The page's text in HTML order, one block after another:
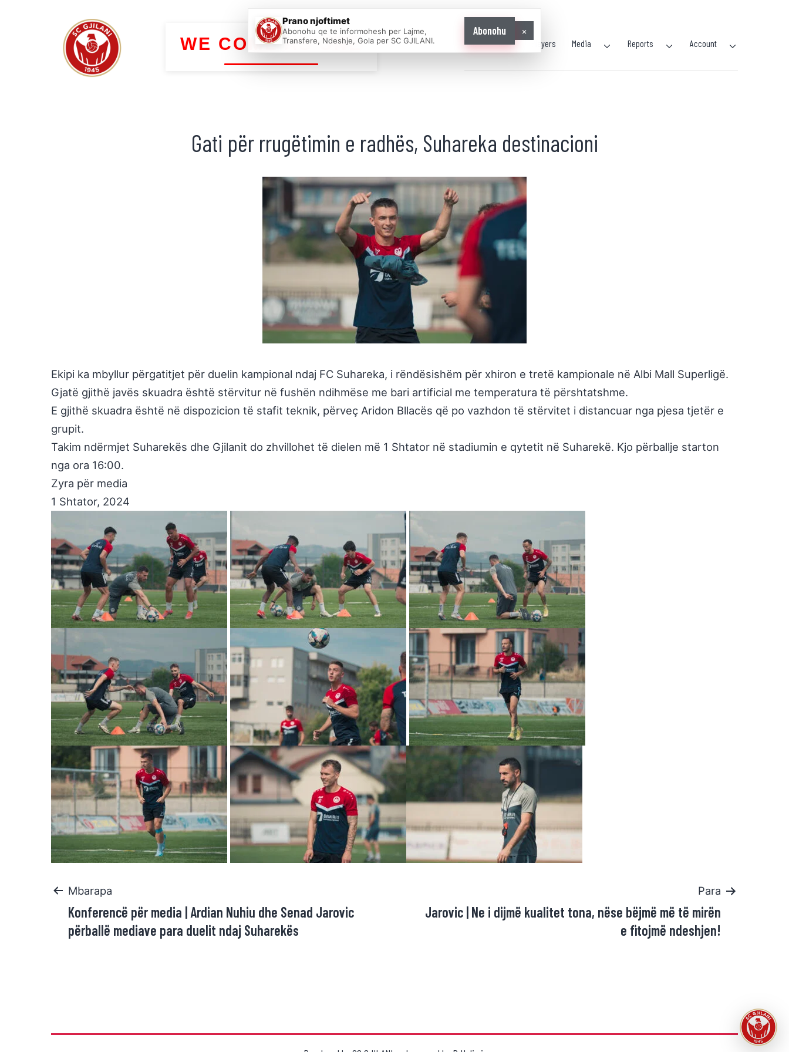
WE COME AS ONE Home News Players Media Reports Account
Gati për rrugëtimin e radhës, Suhareka destinacioni
Ekipi ka mbyllur përgatitjet për duelin kampional ndaj FC Suhareka, i rëndësishëm për xhiron e tretë kampionale në Albi Mall Superligë.
Gjatë gjithë javës skuadra është stërvitur në fushën ndihmëse me bari artificial me temperatura të përshtatshme.
E gjithë skuadra është në dispozicion të stafit teknik, përveç Aridon Bllacës që po vazhdon të stërvitet i distancuar nga pjesa tjetër e
grupit.
Takim ndërmjet Suharekës dhe Gjilanit do zhvillohet të dielen më 1 Shtator në stadiumin e qytetit në Suharekë. Kjo përballje starton
nga ora 16:00.
Zyra për media
1 Shtator, 2024
Mbarapa
Konferencë për media | Ardian Nuhiu dhe Senad Jarovic
përballë mediave para duelit ndaj Suharekës
Para
Jarovic | Ne i dijmë kualitet tona, nëse bëjmë më të mirën
e fitojmë ndeshjen!
Prano njoftimet
Abonohu qe te informohesh per Lajme,
Transfere, Ndeshje, Gola per SC GJILANI.
Abonohu ×